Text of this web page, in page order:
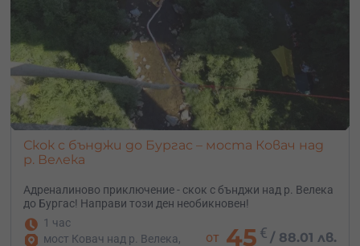
Скок с бънджи до Бургас – моста Ковач над
р. Велека
Адреналиново приключение - скок с бънджи над р. Велека
до Бургас! Направи този ден необикновен!
1 час
мост Ковач над р. Велека,
от 45 € /88.01 лв.